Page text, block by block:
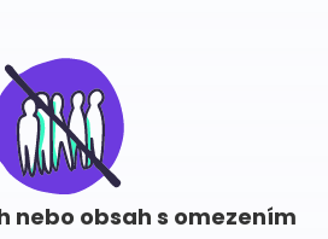
nebo obsah s omezením